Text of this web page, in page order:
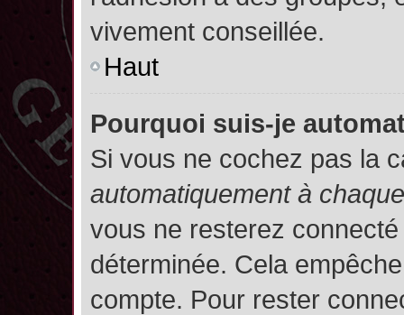
vivement conseillée.
Haut
Pourquoi suis-je
Si vous ne cochez pas la
automatiquement à
vous ne resterez
déterminée. Cela
compte. Pour rester